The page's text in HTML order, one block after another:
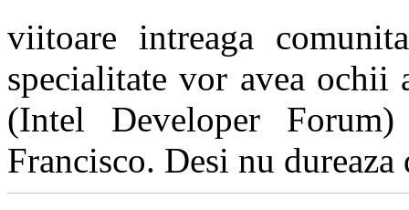
viitoare intreaga
specialitate vor avea
(Intel Developer
Francisco. Desi nu